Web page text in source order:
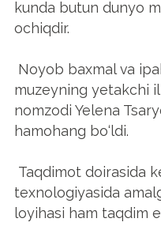
kunda butun dunyo
ochiqdir.
Noyob baxmal va
muzeyning yetakchi
nomzodi Yelena
hamohang bo‘ldi.
Taqdimot doirasida
texnologiyasida
loyihasi ham taqdim